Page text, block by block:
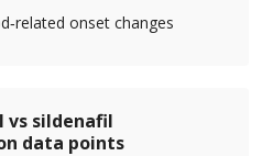
onset changes
vs sildenafil
data points